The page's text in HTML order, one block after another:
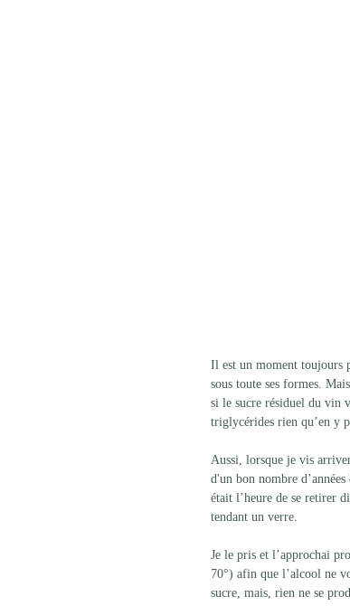
Il est un moment toujours
sous toute ses formes.
si le sucre résiduel du vin
triglycérides rien qu’en y
Aussi, lorsque je vis
d'un bon nombre
était l’heure de se retirer
tendant un verre.
Je le pris et l’approchai
70°) afin que l’alcool ne
sucre, mais, rien ne se